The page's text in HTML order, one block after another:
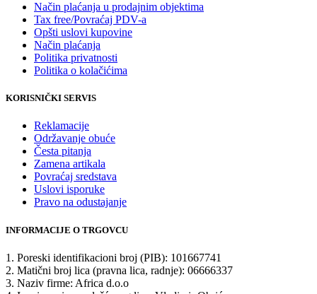
Način plaćanja u prodajnim objektima
Tax free/Povraćaj PDV-a
Opšti uslovi kupovine
Način plaćanja
Politika privatnosti
Politika o kolačićima
KORISNIČKI SERVIS
Reklamacije
Održavanje obuće
Česta pitanja
Zamena artikala
Povraćaj sredstava
Uslovi isporuke
Pravo na odustajanje
INFORMACIJE O TRGOVCU
1. Poreski identifikacioni broj (PIB): 101667741
2. Matični broj lica (pravna lica, radnje): 06666337
3. Naziv firme: Africa d.o.o